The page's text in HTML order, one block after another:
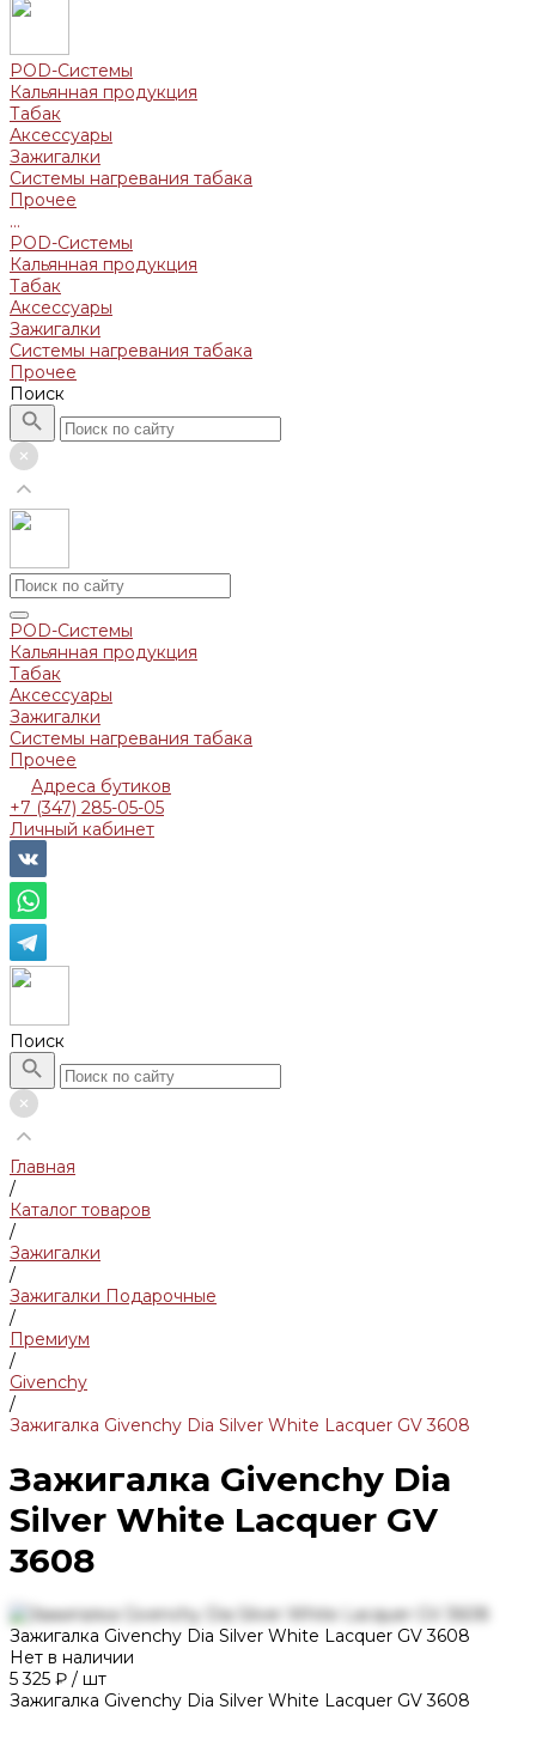
POD-Системы
Кальянная продукция
Табак
Аксессуары
Зажигалки
Системы нагревания табака
Прочее
...
POD-Системы
Кальянная продукция
Табак
Аксессуары
Зажигалки
Системы нагревания табака
Прочее
Поиск
POD-Системы
Кальянная продукция
Табак
Аксессуары
Зажигалки
Системы нагревания табака
Прочее
Адреса бутиков
+7 (347) 285-05-05
Личный кабинет
Поиск
Главная
/
Каталог товаров
/
Зажигалки
/
Зажигалки Подарочные
/
Премиум
/
Givenchy
/
Зажигалка Givenchy Dia Silver White Lacquer GV 3608
Зажигалка Givenchy Dia
Silver White Lacquer GV
3608
Зажигалка Givenchy Dia Silver White Lacquer GV 3608
Нет в наличии
5 325 ₽ / шт
Зажигалка Givenchy Dia Silver White Lacquer GV 3608